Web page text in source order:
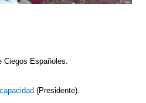
Españoles.
(Presidente).